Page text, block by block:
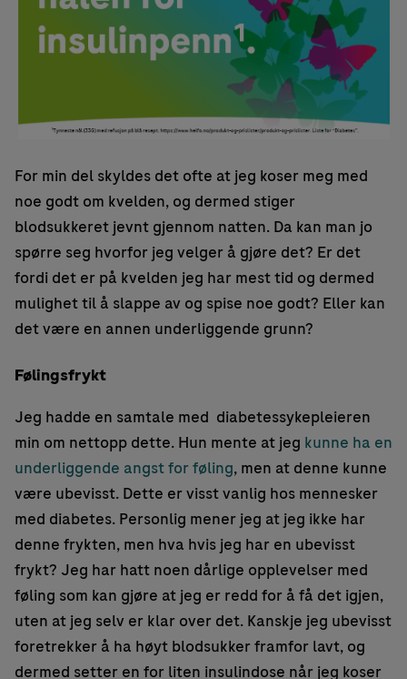
For min del skyldes det ofte at jeg koser meg med
noe godt om kvelden, og dermed stiger
blodsukkeret jevnt gjennom natten. Da kan man jo
spørre seg hvorfor jeg velger å gjøre det? Er det
fordi det er på kvelden jeg har mest tid og dermed
mulighet til å slappe av og spise noe godt? Eller kan
det være en annen underliggende grunn?
Følingsfrykt
Jeg hadde en samtale med diabetessykepleieren
min om nettopp dette. Hun mente at jeg kunne ha en
underliggende angst for føling, men at denne kunne
være ubevisst. Dette er visst vanlig hos mennesker
med diabetes. Personlig mener jeg at jeg ikke har
denne frykten, men hva hvis jeg har en ubevisst
frykt? Jeg har hatt noen dårlige opplevelser med
føling som kan gjøre at jeg er redd for å få det igjen,
uten at jeg selv er klar over det. Kanskje jeg ubevisst
foretrekker å ha høyt blodsukker framfor lavt, og
dermed setter en for liten insulindose når jeg koser